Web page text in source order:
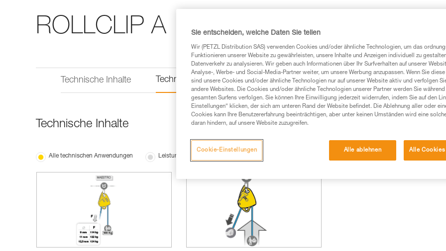
ROLLCLIP A
Technische Inhalte Technische Informationen
Technische Inhalte
Alle technischen Anwendungen Leistung und Produktinformationen
Sie entscheiden, welche Daten Sie teilen
Wir (PETZL Distribution SAS) verwenden Cookies und/oder ähnliche Technologien, um das
Funktionieren unserer Website zu gewährleisten, unsere Inhalte und Anzeigen individuell zu
Datenverkehr zu analysieren. Wir geben auch Informationen über Ihr Surfverhalten auf unserer
Analyse-, Werbe- und Social-Media-Partner weiter, um unsere Werbung anzupassen. Wenn Sie
sind unsere Cookies und/oder ähnliche Technologien nur auf unserer Website aktiv und verfolgen
andere Websites. Die Cookies und/oder ähnliche Technologien unserer Partner werden Sie während
gesamten Surfens verfolgen. Sie können Ihre Einwilligung jederzeit widerrufen, indem Sie auf den
Einstellungen“ klicken, der sich am unteren Rand der Website befindet. Die Ablehnung aller oder
Cookies kann Ihre Benutzererfahrung beeinträchtigen, aber unter keinen Umständen wird eine
daran hindern, auf unsere Website zuzugreifen.
Alle ablehnen Alle
Cookie-Einstellungen